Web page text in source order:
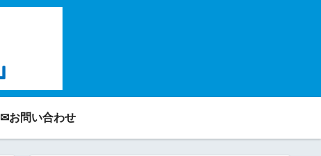
✉お問い合わせ